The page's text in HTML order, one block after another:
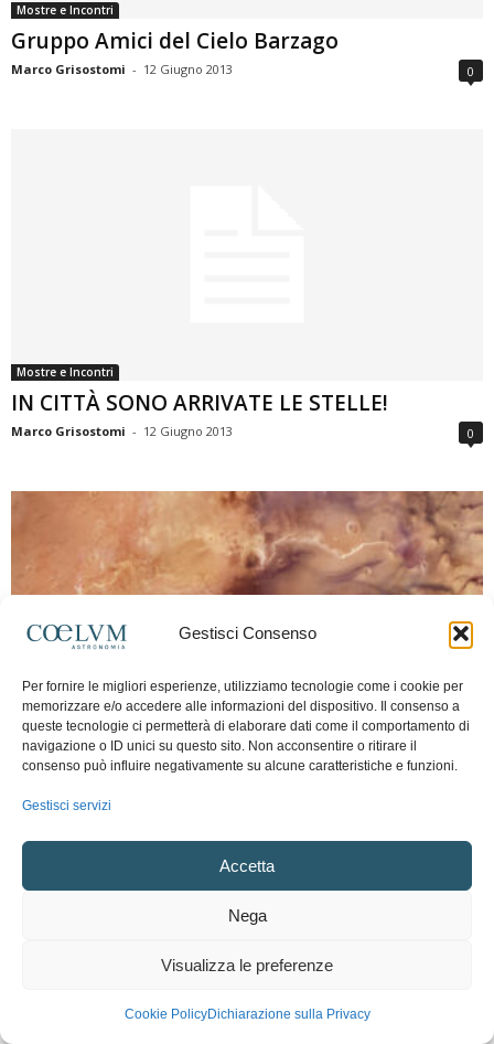
Gestisci Consenso
Per fornire le migliori esperienze, utilizziamo tecnologie come i cookie per
memorizzare e/o accedere alle informazioni del dispositivo. Il consenso a
queste tecnologie ci permetterà di elaborare dati come il comportamento di
navigazione o ID unici su questo sito. Non acconsentire o ritirare il
consenso può influire negativamente su alcune caratteristiche e funzioni.
Gestisci servizi
Accetta
Nega
Visualizza le preferenze
Cookie PolicyDichiarazione sulla Privacy
Mostre e Incontri
Gruppo Amici del Cielo Barzago
Marco Grisostomi - 12 Giugno 2013 0
Mostre e Incontri
IN CITTÀ SONO ARRIVATE LE STELLE!
Marco Grisostomi - 12 Giugno 2013 0
Violente inondazioni nel passato di Marte
11 Giugno 2013 0